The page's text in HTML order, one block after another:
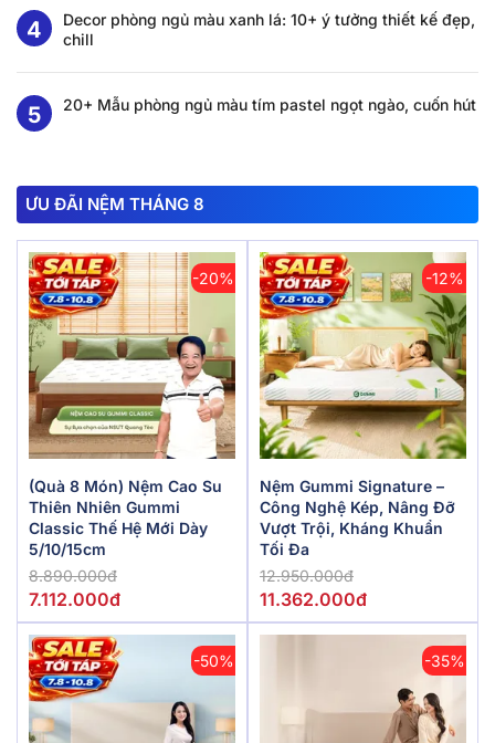
Decor phòng ngủ màu xanh lá: 10+ ý tưởng thiết kế đẹp,
chill
20+ Mẫu phòng ngủ màu tím pastel ngọt ngào, cuốn hút
ƯU ĐÃI NỆM THÁNG 8
-20%
(Quà 8 Món) Nệm Cao Su
Thiên Nhiên Gummi
Classic Thế Hệ Mới Dày
5/10/15cm
8.890.000đ
7.112.000đ
-12%
Nệm Gummi Signature –
Công Nghệ Kép, Nâng Đỡ
Vượt Trội, Kháng Khuẩn
Tối Đa
12.950.000đ
11.362.000đ
-50% -35%